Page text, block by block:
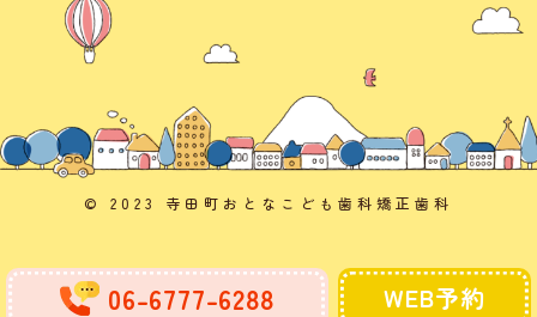
WEB予約
06-6777-6288
© 2023 寺田町おとなこども歯科矯正歯科